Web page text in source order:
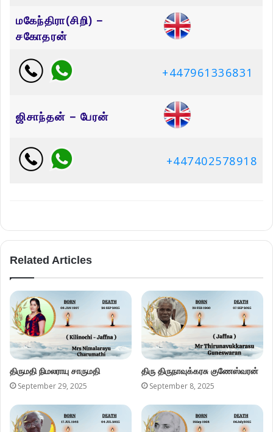
மகேந்திரா(சிறி) –
சகோதரன்
+447961336831
ஜிசாந்தன் – பேரன்
+447402578918
Related Articles
திருமதி நிமலராயு சாருமதி
September 29, 2025
திரு திருநாவுக்கரசு குணேஸ்வரன்
September 8, 2025